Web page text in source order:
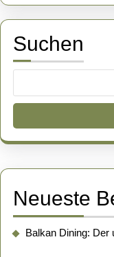
Suchen
Neueste
Balkan Dining: Der